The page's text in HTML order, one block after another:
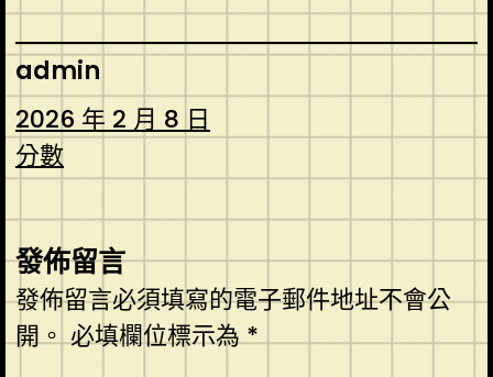
admin
2026 年 2 月 8 日
分數
發佈留言
發佈留言必須填寫的電子郵件地址不會公
開。必填欄位標示為*